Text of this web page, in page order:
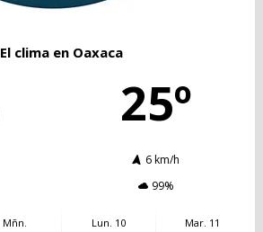
El clima en Oaxaca
25º
6 km/h
99%
Mñn.
Lun. 10
Mar. 11